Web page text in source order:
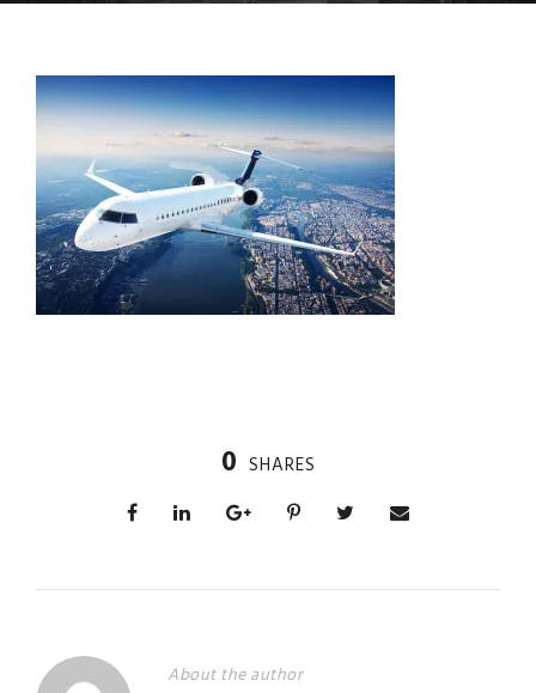
0 SHARES
About the author